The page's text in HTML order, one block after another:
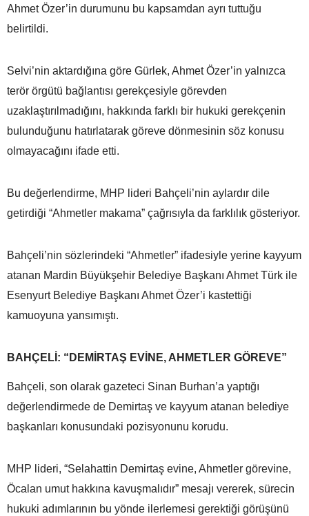
Ahmet Özer’in durumunu bu kapsamdan ayrı tuttuğu
belirtildi.
Selvi’nin aktardığına göre Gürlek, Ahmet Özer’in yalnızca
terör örgütü bağlantısı gerekçesiyle görevden
uzaklaştırılmadığını, hakkında farklı bir hukuki gerekçenin
bulunduğunu hatırlatarak göreve dönmesinin söz konusu
olmayacağını ifade etti.
Bu değerlendirme, MHP lideri Bahçeli’nin aylardır dile
getirdiği “Ahmetler makama” çağrısıyla da farklılık gösteriyor.
Bahçeli’nin sözlerindeki “Ahmetler” ifadesiyle yerine kayyum
atanan Mardin Büyükşehir Belediye Başkanı Ahmet Türk ile
Esenyurt Belediye Başkanı Ahmet Özer’i kastettiği
kamuoyuna yansımıştı.
BAHÇELİ: “DEMİRTAŞ EVİNE, AHMETLER GÖREVE”
Bahçeli, son olarak gazeteci Sinan Burhan’a yaptığı
değerlendirmede de Demirtaş ve kayyum atanan belediye
başkanları konusundaki pozisyonunu korudu.
MHP lideri, “Selahattin Demirtaş evine, Ahmetler görevine,
Öcalan umut hakkına kavuşmalıdır” mesajı vererek, sürecin
hukuki adımlarının bu yönde ilerlemesi gerektiği görüşünü